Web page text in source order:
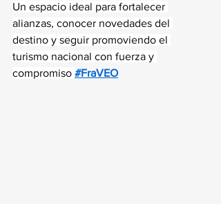
Un espacio ideal para fortalecer
alianzas, conocer novedades del
destino y seguir promoviendo el
turismo nacional con fuerza y
compromiso #FraVEO